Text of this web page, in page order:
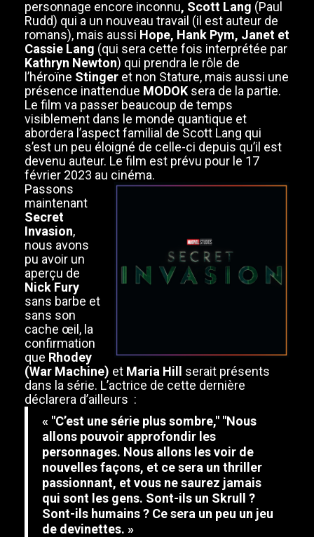
personnage encore inconnu, Scott Lang (Paul
Rudd) qui a un nouveau travail (il est auteur de
romans), mais aussi Hope, Hank Pym, Janet et
Cassie Lang (qui sera cette fois interprétée par
Kathryn Newton) qui prendra le rôle de
l’héroïne Stinger et non Stature, mais aussi une
présence inattendue MODOK sera de la partie.
Le film va passer beaucoup de temps
visiblement dans le monde quantique et
abordera l’aspect familial de Scott Lang qui
s’est un peu éloigné de celle-ci depuis qu’il est
devenu auteur. Le film est prévu pour le 17
février 2023 au cinéma.
Passons
maintenant
Secret
Invasion,
nous avons
pu avoir un
aperçu de
Nick Fury
sans barbe et
sans son
cache œil, la
confirmation
que Rhodey
(War Machine) et Maria Hill serait présents
dans la série. L’actrice de cette dernière
déclarera d’ailleurs :
« "C’est une série plus sombre," "Nous
allons pouvoir approfondir les
personnages. Nous allons les voir de
nouvelles façons, et ce sera un thriller
passionnant, et vous ne saurez jamais
qui sont les gens. Sont-ils un Skrull ?
Sont-ils humains ? Ce sera un peu un jeu
de devinettes. »